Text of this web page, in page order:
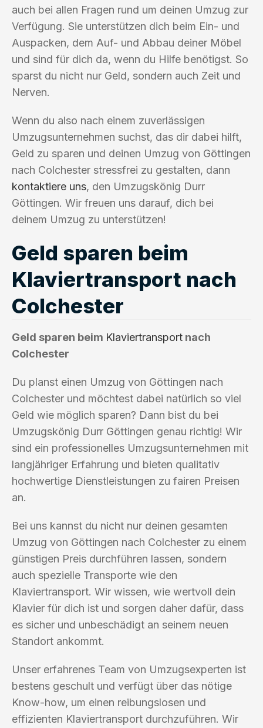
auch bei allen Fragen rund um deinen Umzug zur
Verfügung. Sie unterstützen dich beim Ein- und
Auspacken, dem Auf- und Abbau deiner Möbel
und sind für dich da, wenn du Hilfe benötigst. So
sparst du nicht nur Geld, sondern auch Zeit und
Nerven.
Wenn du also nach einem zuverlässigen
Umzugsunternehmen suchst, das dir dabei hilft,
Geld zu sparen und deinen Umzug von Göttingen
nach Colchester stressfrei zu gestalten, dann
kontaktiere uns, den Umzugskönig Durr
Göttingen. Wir freuen uns darauf, dich bei
deinem Umzug zu unterstützen!
Geld sparen beim
Klaviertransport nach
Colchester
Geld sparen beim Klaviertransport nach
Colchester
Du planst einen Umzug von Göttingen nach
Colchester und möchtest dabei natürlich so viel
Geld wie möglich sparen? Dann bist du bei
Umzugskönig Durr Göttingen genau richtig! Wir
sind ein professionelles Umzugsunternehmen mit
langjähriger Erfahrung und bieten qualitativ
hochwertige Dienstleistungen zu fairen Preisen
an.
Bei uns kannst du nicht nur deinen gesamten
Umzug von Göttingen nach Colchester zu einem
günstigen Preis durchführen lassen, sondern
auch spezielle Transporte wie den
Klaviertransport. Wir wissen, wie wertvoll dein
Klavier für dich ist und sorgen daher dafür, dass
es sicher und unbeschädigt an seinem neuen
Standort ankommt.
Unser erfahrenes Team von Umzugsexperten ist
bestens geschult und verfügt über das nötige
Know-how, um einen reibungslosen und
effizienten Klaviertransport durchzuführen. Wir